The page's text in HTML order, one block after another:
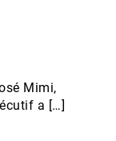
Mimi,
a […]